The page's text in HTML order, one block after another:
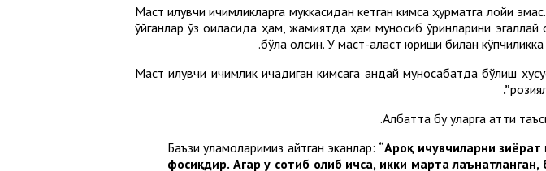
Маст қилувчи ичимликларга муккасидан кетган кимса ҳурматга лойиқ
қўйганлар ўз оиласида ҳам, жамиятда ҳам муносиб ўринларини
бўла олсин. У маст-аласт юриши билан
Маст қилувчи ичимлик ичадиган кимсага қандай муносабатда бўлиш
Албатта бу уларга қаттиқ
Баъзи уламоларимиз айтган эканлар: “Ароқ ичувчиларни
фосиқдир. Агар у сотиб олиб ичса, икки марта